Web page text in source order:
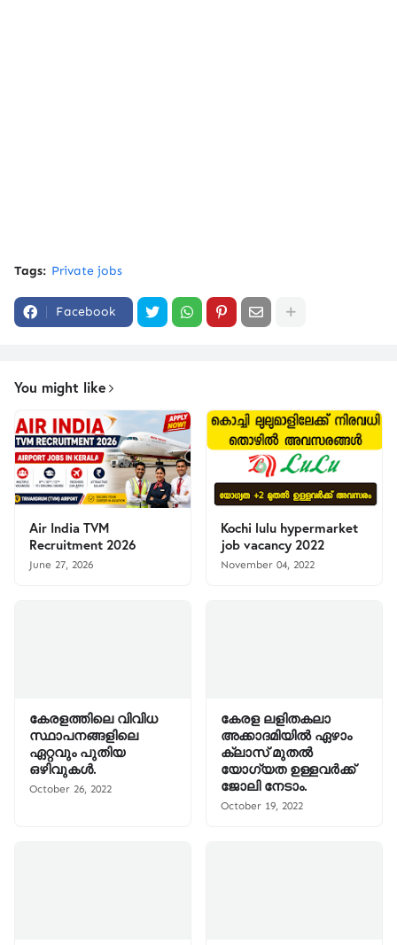
Tags: Private jobs
Facebook
You might like
Air India TVM
Recruitment 2026
June 27, 2026
Kochi lulu hypermarket
job vacancy 2022
November 04, 2022
കേരളത്തിലെ വിവിധ
സ്ഥാപനങ്ങളിലെ
ഏറ്റവും പുതിയ
ഒഴിവുകൾ.
October 26, 2022
കേരള ലളിതകലാ
അക്കാദമിയിൽ ഏഴാം
ക്ലാസ് മുതൽ
യോഗ്യത ഉള്ളവർക്ക്
ജോലി നേടാം.
October 19, 2022